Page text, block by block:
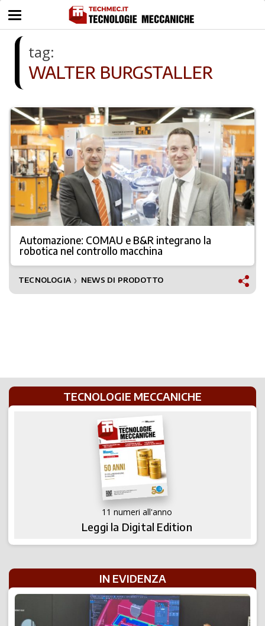
tag:
WALTER BURGSTALLER
Automazione: COMAU e B&R integrano la
robotica nel controllo macchina
TECNOLOGIA ❯ NEWS DI PRODOTTO
TECNOLOGIE MECCANICHE
11 numeri all'anno
Leggi la Digital Edition
IN EVIDENZA